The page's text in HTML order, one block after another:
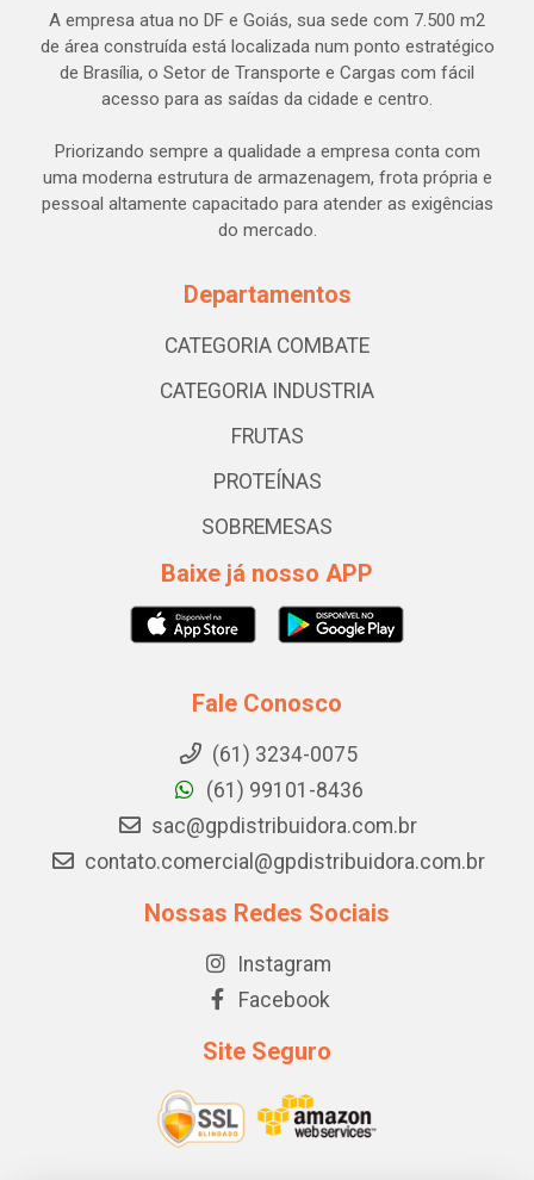
A empresa atua no DF e Goiás, sua sede com 7.500 m2
de área construída está localizada num ponto estratégico
de Brasília, o Setor de Transporte e Cargas com fácil
acesso para as saídas da cidade e centro.
Priorizando sempre a qualidade a empresa conta com
uma moderna estrutura de armazenagem, frota própria e
pessoal altamente capacitado para atender as exigências
do mercado.
Departamentos
CATEGORIA COMBATE
CATEGORIA INDUSTRIA
FRUTAS
PROTEÍNAS
SOBREMESAS
Baixe já nosso APP
Fale Conosco
(61) 3234-0075
(61) 99101-8436
sac@gpdistribuidora.com.br
contato.comercial@gpdistribuidora.com.br
Nossas Redes Sociais
Instagram
Facebook
Site Seguro